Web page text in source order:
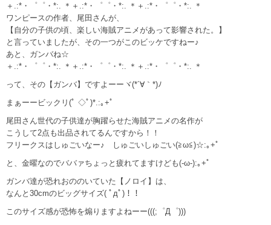
＋.:*・゜゜・*:. ＊＋.:*・゜゜・*:. ＊＋.:*・゜゜・*:. ＊
ワンピースの作者、尾田さんが、
【自分の子供の頃、楽しい海賊アニメがあって影響された。】
と言っていましたが、その一つがこのビッケですねー♪
あと、ガンバね☆
＋.:*・゜゜・*:. ＊＋.:*・゜゜・*:. ＊＋.:*・゜゜・*:. ＊
って、その【ガンバ】ですよーーヾ(*´∀｀*)ﾉ
まぁーービックリ(ﾟ ◇ﾟ)*.:｡+ﾟ
尾田さん世代の子供達が胸躍らせた海賊アニメの名作が
こうして2点も出品されてるんですから！！
フリークスはしゅごいなー♪ しゅごいしゅごい(≧ω≦)☆:｡+ﾟ
と、金曜なのでババァちょっと疲れてますけども(-ω-):｡+ﾟ
ガンバ達が恐れおののいていた【ノロイ】は、
なんと30cmのビッグサイズ( ﾟдﾟ)！！
このサイズ感が恐怖を煽りますよねーー(((;゜Д゜)))